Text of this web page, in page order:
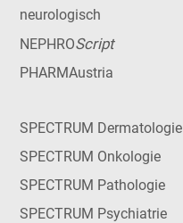
neurologisch
NEPHROScript
PHARMAustria
SPECTRUM Dermatologie
SPECTRUM Onkologie
SPECTRUM Pathologie
SPECTRUM Psychiatrie